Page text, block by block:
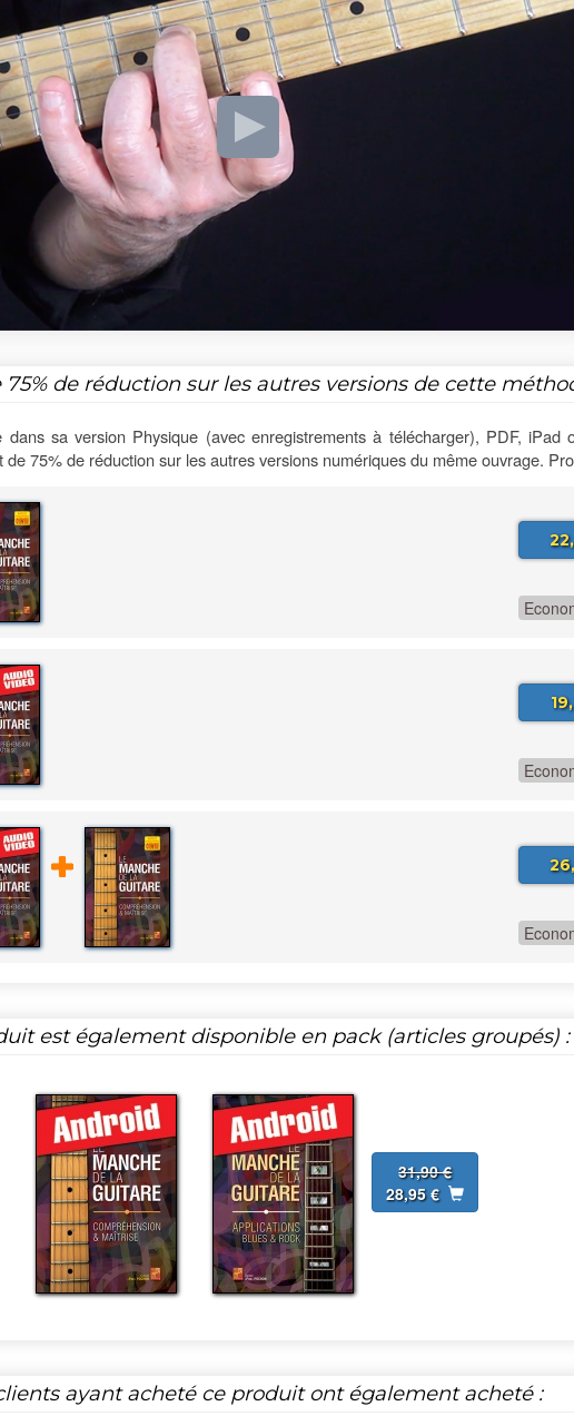
75%de réduction sur les autres versions de cette
dans sa version Physique (avec enregistrements à télécharger), PDF, iPad
75% de réduction sur les autres versions numériques du même ouvrage.
22,
19,
26,
est également disponible en pack (articles groupés) :
31,90 €
28,95 €
ayant acheté ce produit ont également acheté :